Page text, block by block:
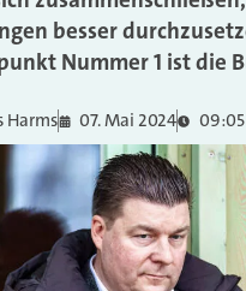
besser
Nummer 1 ist die
Harms 07. Mai 2024